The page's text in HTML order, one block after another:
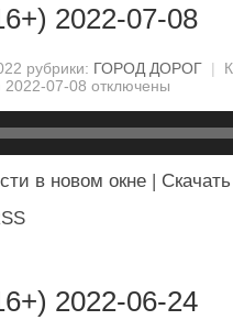
2022-07-08
рубрики: ГОРОД ДОРОГ |
2022-07-08 отключены
в новом окне
Скачать
2022-06-24